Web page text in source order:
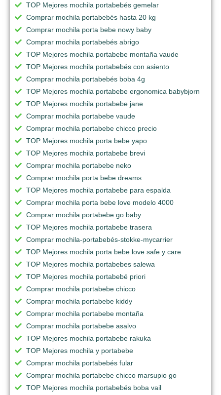
TOP Mejores mochila portabebés gemelar
Comprar mochila portabebés hasta 20 kg
Comprar mochila porta bebe nowy baby
Comprar mochila portabebés abrigo
TOP Mejores mochila portabebe montaña vaude
TOP Mejores mochila portabebés con asiento
Comprar mochila portabebés boba 4g
TOP Mejores mochila portabebe ergonomica babybjorn
TOP Mejores mochila portabebe jane
Comprar mochila portabebe vaude
Comprar mochila portabebe chicco precio
TOP Mejores mochila porta bebe yapo
TOP Mejores mochila portabebe brevi
Comprar mochila portabebe neko
Comprar mochila porta bebe dreams
TOP Mejores mochila portabebe para espalda
Comprar mochila porta bebe love modelo 4000
Comprar mochila portabebe go baby
TOP Mejores mochila portabebe trasera
Comprar mochila-portabebés-stokke-mycarrier
TOP Mejores mochila porta bebe love safe y care
TOP Mejores mochila portabebes salewa
TOP Mejores mochila portabebé priori
Comprar mochila portabebe chicco
Comprar mochila portabebe kiddy
Comprar mochila portabebe montaña
Comprar mochila portabebe asalvo
TOP Mejores mochila portabebe rakuka
TOP Mejores mochila y portabebe
Comprar mochila portabebés fular
Comprar mochila portabebe chicco marsupio go
TOP Mejores mochila portabebés boba vail